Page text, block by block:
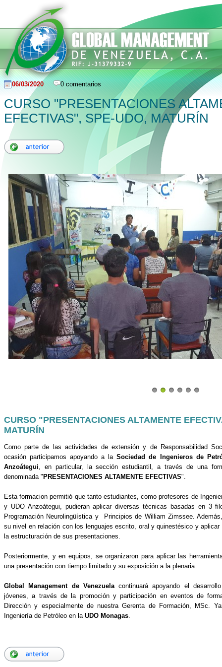
06/03/2020 0 comentarios
CURSO "PRESENTACIONES
EFECTIVAS", SPE-UDO, MATURÍN
CURSO "PRESENTACIONES ALTAMENTE
MATURÍN
Como parte de las actividades de extensión y de Responsabilidad
ocasión participamos apoyando a laSociedad de Ingenieros de
Anzoátegui , en particular, la sección estudiantil, a través de una
denominada "PRESENTACIONES ALTAMENTE EFECTIVAS".
Esta formacion permitió que tanto estudiantes, como profesores de
y UDO Anzoátegui, pudieran aplicar diversas técnicas basadas en 3
Programación Neurolingüística y Principios de William Zimssee.
su nivel en relación con los lenguajes escrito, oral y quinestésico y
la estructuración de sus presentaciones.
Posteriormente, y en equipos, se organizaron para aplicar las
una presentación con tiempo limitado y su exposición a la plenaria.
Global Management de Venezuelacontinuará apoyando el
jóvenes, a través de la promoción y participación en eventos de
Dirección y especialmente de nuestra Gerenta de Formación, MSc.
Ingeniería de Petróleo en la UDO Monagas